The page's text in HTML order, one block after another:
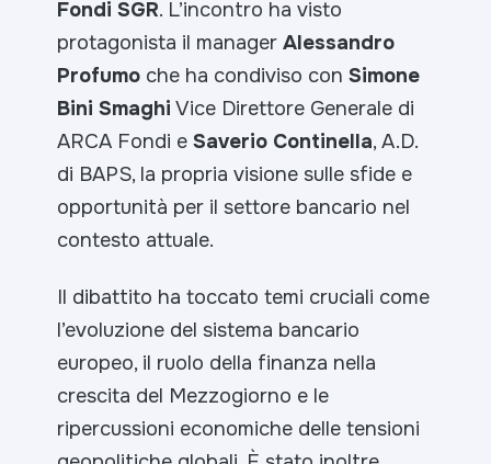
Fondi SGR. L’incontro ha visto
protagonista il managerAlessandro
Profumo che ha condiviso conSimone
Bini Smaghi Vice Direttore Generale di
ARCA Fondi eSaverio Continella, A.D.
di BAPS, la propria visione sulle sfide e
opportunità per il settore bancario nel
contesto attuale.
Il dibattito ha toccato temi cruciali come
l’evoluzione del sistema bancario
europeo, il ruolo della finanza nella
crescita del Mezzogiorno e le
ripercussioni economiche delle tensioni